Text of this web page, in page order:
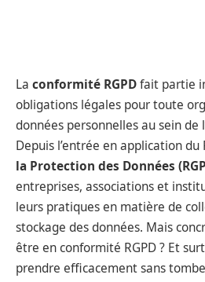
La conformité RGPDfait partie
obligations légales pour toute
données personnelles au sein de
Depuis l’entrée en application
la Protection des Données
entreprises, associations et
leurs pratiques en matière de
stockage des données. Mais
être en conformité RGPD ? Et
prendre efficacement sans